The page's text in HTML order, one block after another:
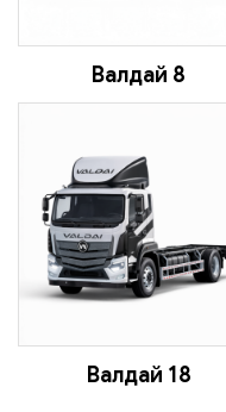
Валдай 8
Валдай 18